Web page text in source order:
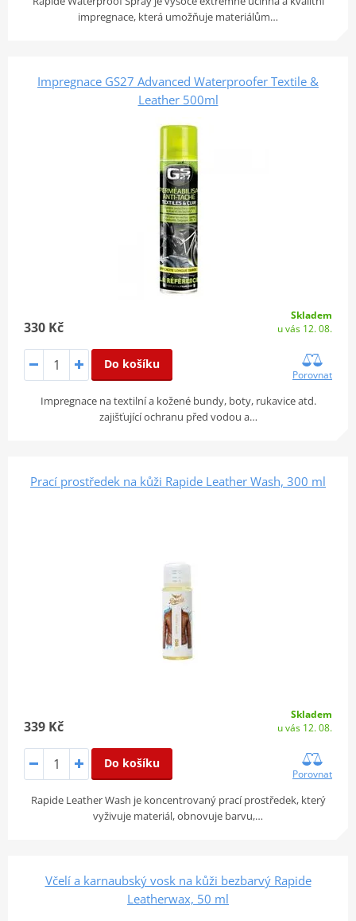
impregnace, která umožňuje materiálům…
Impregnace GS27 Advanced Waterproofer Textile &
Leather 500ml
330 Kč
Skladem
u vás 12. 08.
Do košíku
Porovnat
Impregnace na textilní a kožené bundy, boty, rukavice atd.
zajišťující ochranu před vodou a…
Prací prostředek na kůži Rapide Leather Wash, 300 ml
339 Kč
Skladem
u vás 12. 08.
Do košíku
Porovnat
Rapide Leather Wash je koncentrovaný prací prostředek, který
vyživuje materiál, obnovuje barvu,…
Včelí a karnaubský vosk na kůži bezbarvý Rapide
Leatherwax, 50 ml